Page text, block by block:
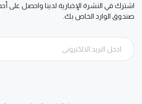
اشترك في النشرة الإخبارية لدينا واحصل على
صندوق الوارد الخاص بك.